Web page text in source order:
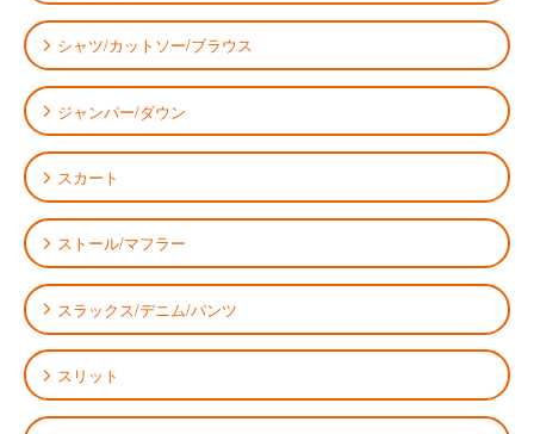
シャツ/カットソー/ブラウス
ジャンパー/ダウン
スカート
ストール/マフラー
スラックス/デニム/パンツ
スリット